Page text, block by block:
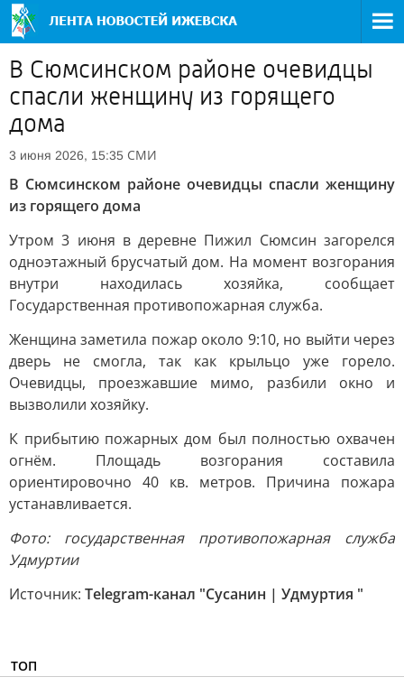
В Сюмсинском районе очевидцы
спасли женщину из горящего
дома
3 июня 2026, 15:35 СМИ
В Сюмсинском районе очевидцы спасли женщину
из горящего дома
Утром 3 июня в деревне Пижил Сюмсин загорелся
одноэтажный брусчатый дом. На момент возгорания
внутри находилась хозяйка, сообщает
Государственная противопожарная служба.
Женщина заметила пожар около 9:10, но выйти через
дверь не смогла, так как крыльцо уже горело.
Очевидцы, проезжавшие мимо, разбили окно и
вызволили хозяйку.
К прибытию пожарных дом был полностью охвачен
огнём. Площадь возгорания составила
ориентировочно 40 кв. метров. Причина пожара
устанавливается.
Фото: государственная противопожарная служба
Удмуртии
Источник: Telegram-канал "Сусанин | Удмуртия "
ТОП